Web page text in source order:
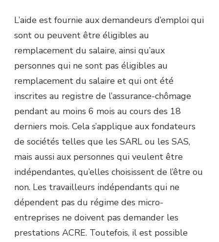
L’aide est fournie aux demandeurs d’emploi qui
sont ou peuvent être éligibles au
remplacement du salaire, ainsi qu’aux
personnes qui ne sont pas éligibles au
remplacement du salaire et qui ont été
inscrites au registre de l’assurance-chômage
pendant au moins 6 mois au cours des 18
derniers mois. Cela s’applique aux fondateurs
de sociétés telles que les SARL ou les SAS,
mais aussi aux personnes qui veulent être
indépendantes, qu’elles choisissent de l’être ou
non. Les travailleurs indépendants qui ne
dépendent pas du régime des micro-
entreprises ne doivent pas demander les
prestations ACRE. Toutefois, il est possible